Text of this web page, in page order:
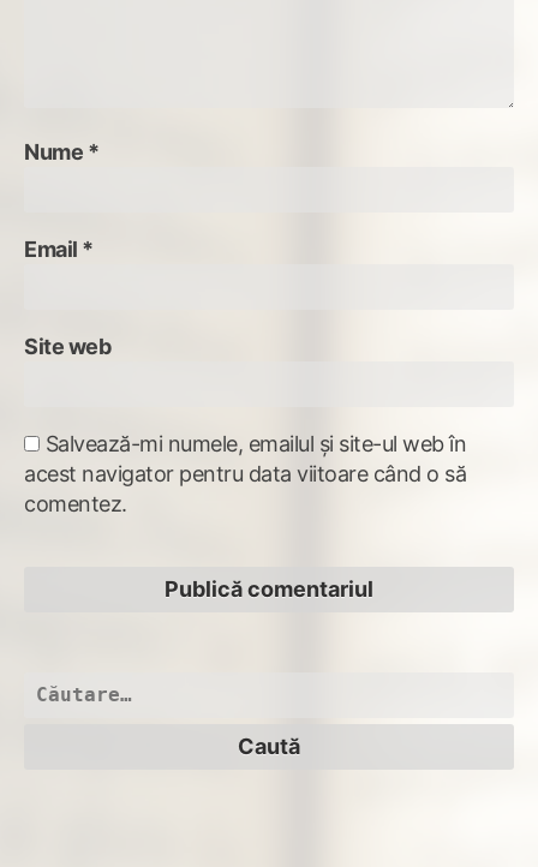
Nume *
Email *
Site web
Salvează-mi numele, emailul și site-ul web în
acest navigator pentru data viitoare când o să
comentez.
Caută